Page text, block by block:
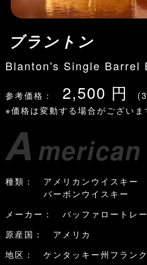
ブラントン
Blanton's Single Barrel
参考価格： 2,500 円
※価格は変動する場合がございま
A
種類： アメリカンウイスキー
バーボンウイスキー
メーカー： バッファロートレ
原産国： アメリカ
地区： ケンタッキー州フラン